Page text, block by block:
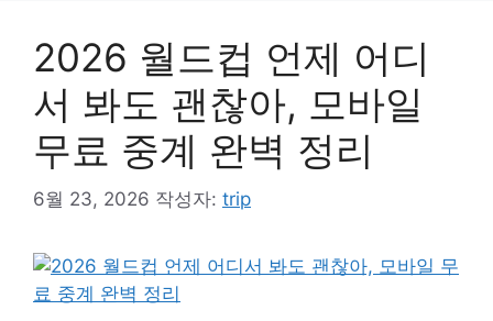
2026 월드컵 언제 어디
서 봐도 괜찮아, 모바일
무료 중계 완벽 정리
6월 23, 2026 작성자: trip